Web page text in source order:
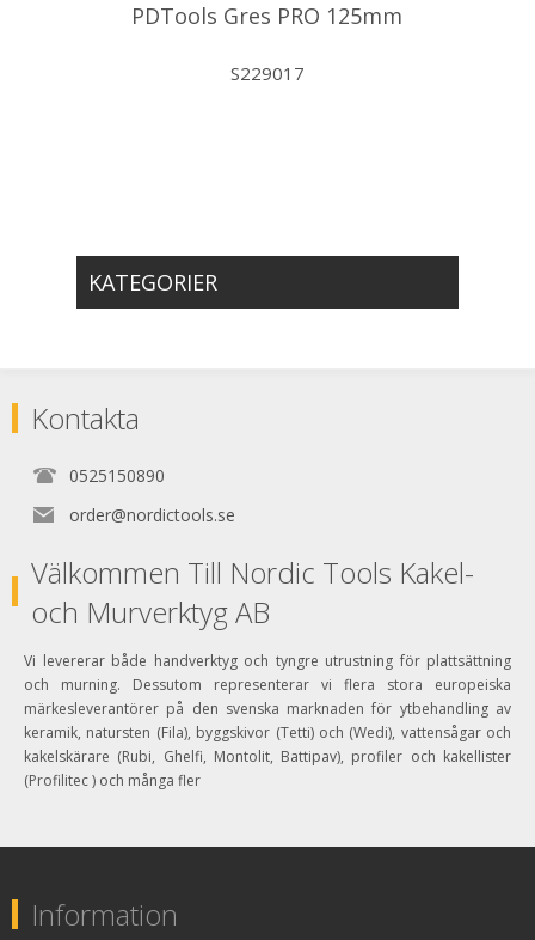
PDTools Gres PRO 125mm
S229017
KATEGORIER
Kontakta
0525150890
order@nordictools.se
Välkommen Till Nordic Tools Kakel-
och Murverktyg AB
Vi levererar både handverktyg och tyngre utrustning för plattsättning
och murning. Dessutom representerar vi flera stora europeiska
märkesleverantörer på den svenska marknaden för ytbehandling av
keramik, natursten (Fila), byggskivor (Tetti) och (Wedi), vattensågar och
kakelskärare (Rubi, Ghelfi, Montolit, Battipav), profiler och kakellister
(Profilitec ) och många fler
Information